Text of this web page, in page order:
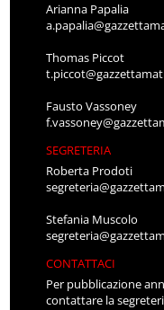
Arianna Papalia
Thomas Piccot
Fausto Vassoney
SEGRETERIA
Roberta Prodoti
Stefania Muscolo
CONTATTACI
Per pubblicazione
contattare la